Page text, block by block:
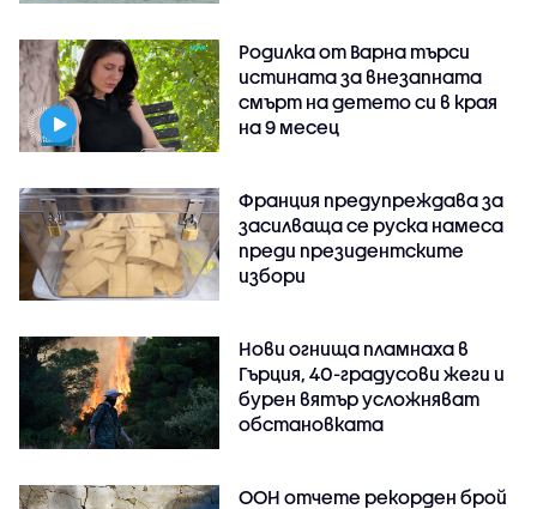
Родилка от Варна търси
истината за внезапната
смърт на детето си в края
на 9 месец
Франция предупреждава за
засилваща се руска намеса
преди президентските
избори
Нови огнища пламнаха в
Гърция, 40-градусови жеги и
бурен вятър усложняват
обстановката
ООН отчете рекорден брой